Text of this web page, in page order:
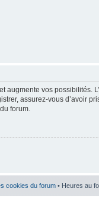
augmente vos possibilités.
assurez-vous d’avoir
forum.
cookies du forum • Heures au